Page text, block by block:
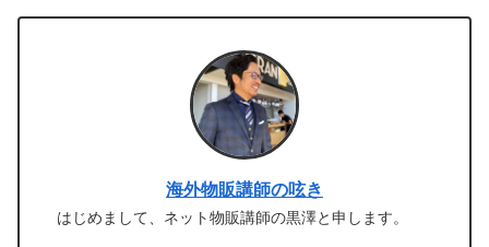
海外物販講師の呟き
はじめまして、ネット物販講師の黒澤と申します。